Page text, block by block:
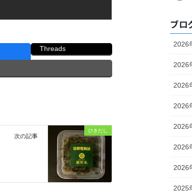
Threads
ひきだし
次の記事
ブロ
2026
2026
2026
2026
2026
2026
2026
2025